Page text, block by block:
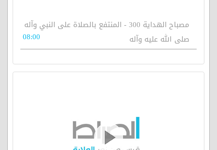
مصباح الهداية 300 - المنتفع بالصلاة على النبي وآله
صلى الله عليه وآله
08:00